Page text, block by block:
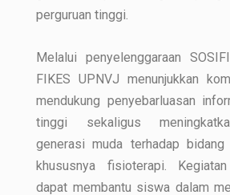
perguruan tinggi.
Melalui penyelenggaraan
FIKES UPNVJ menunjukkan
mendukung penyebarluasan
tinggi sekaligus
generasi muda terhadap bidang
khususnya fisioterapi.
dapat membantu siswa dalam